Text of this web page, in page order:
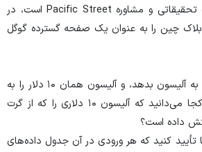
اکنون مدیر عامل شرکت تحقیقاتی و مشاوره Pacific Street است، در
بلاک چین را به عنوان یک صفحه گسترده گوگل
او گفت: "اگر گرت ۱۰ دلار به آلیسون بدهد، و آلیسون همان ۱۰ دلار را به
شخص دیگری بدهد، از کجا می‌دانید که آلیسون ۱۰ دلاری را که از گرت
داده است؟
تأیید کنید که هر ورودی در آن جدول داده‌های